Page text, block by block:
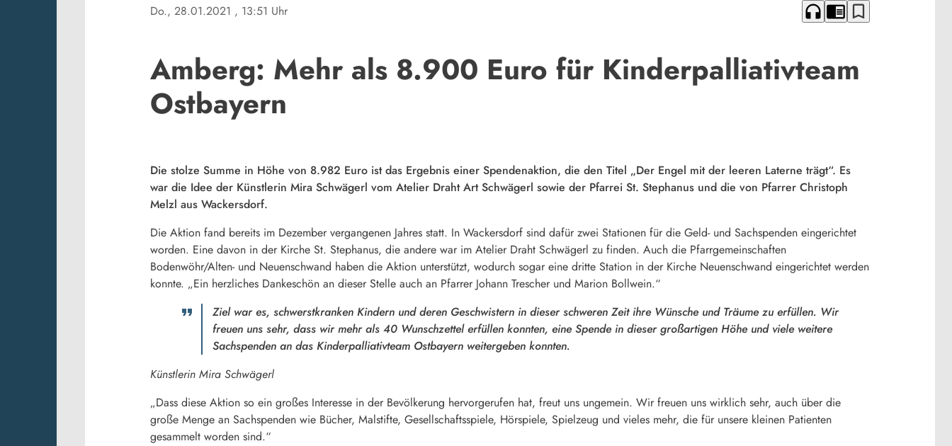
Do., 28.01.2021 , 13:51 Uhr headphones chrome_reader_mode bookmark_border
Amberg: Mehr als 8.900 Euro für Kinderpalliativteam
Ostbayern
Die stolze Summe in Höhe von 8.982 Euro ist das Ergebnis einer Spendenaktion, die den Titel „Der Engel mit der leeren Laterne trägt“. Es
war die Idee der Künstlerin Mira Schwägerl vom Atelier Draht Art Schwägerl sowie der Pfarrei St. Stephanus und die von Pfarrer Christoph
Melzl aus Wackersdorf.
Die Aktion fand bereits im Dezember vergangenen Jahres statt. In Wackersdorf sind dafür zwei Stationen für die Geld- und Sachspenden eingerichtet
worden. Eine davon in der Kirche St. Stephanus, die andere war im Atelier Draht Schwägerl zu finden. Auch die Pfarrgemeinschaften
Bodenwöhr/Alten- und Neuenschwand haben die Aktion unterstützt, wodurch sogar eine dritte Station in der Kirche Neuenschwand eingerichtet werden
konnte. „Ein herzliches Dankeschön an dieser Stelle auch an Pfarrer Johann Trescher und Marion Bollwein.“
Ziel war es, schwerstkranken Kindern und deren Geschwistern in dieser schweren Zeit ihre Wünsche und Träume zu erfüllen. Wir
freuen uns sehr, dass wir mehr als 40 Wunschzettel erfüllen konnten, eine Spende in dieser großartigen Höhe und viele weitere
Sachspenden an das Kinderpalliativteam Ostbayern weitergeben konnten.
Künstlerin Mira Schwägerl
„Dass diese Aktion so ein großes Interesse in der Bevölkerung hervorgerufen hat, freut uns ungemein. Wir freuen uns wirklich sehr, auch über die
große Menge an Sachspenden wie Bücher, Malstifte, Gesellschaftsspiele, Hörspiele, Spielzeug und vieles mehr, die für unsere kleinen Patienten
gesammelt worden sind.“